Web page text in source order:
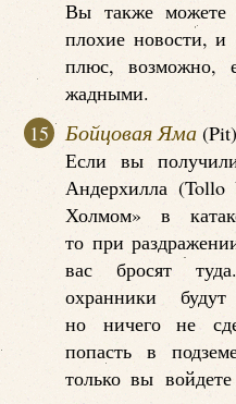
Вы также можете
плохие новости,
плюс, возможно,
жадными.
Бойцовая Яма (Pit)
Если вы
Андерхилла
Холмом» в
то при
вас бросят
охранники
но ничего не
попасть в
только вы